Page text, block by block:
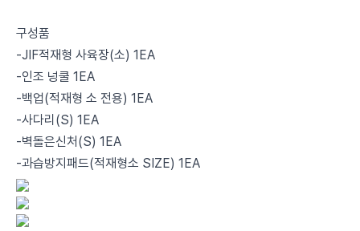
구성품
-JIF적재형 사육장(소) 1EA
-인조 넝쿨 1EA
-백업(적재형 소 전용) 1EA
-사다리(S) 1EA
-벽돌은신처(S) 1EA
-과습방지패드(적재형소 SIZE) 1EA